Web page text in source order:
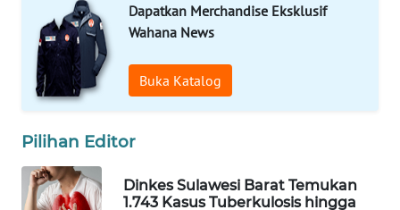
Dapatkan Merchandise Eksklusif
Wahana News
Buka Katalog
Pilihan Editor
Dinkes Sulawesi Barat Temukan
1.743 Kasus Tuberkulosis hingga
Network
KONSUMEN
LISTRIK
KELISTRIKAN
WALINKI